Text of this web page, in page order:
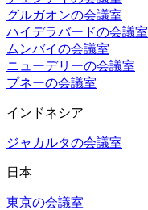
グルガオンの会議室
ハイデラバードの会議室
ムンバイの会議室
ニューデリーの会議室
プネーの会議室
インドネシア
ジャカルタの会議室
日本
東京の会議室